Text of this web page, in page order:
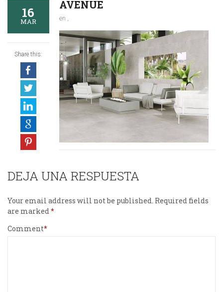
16
MAR
Share this:
AVENUE
en ,
DEJA UNA RESPUESTA
Your email address will not be published. Required fields
are marked
Comment